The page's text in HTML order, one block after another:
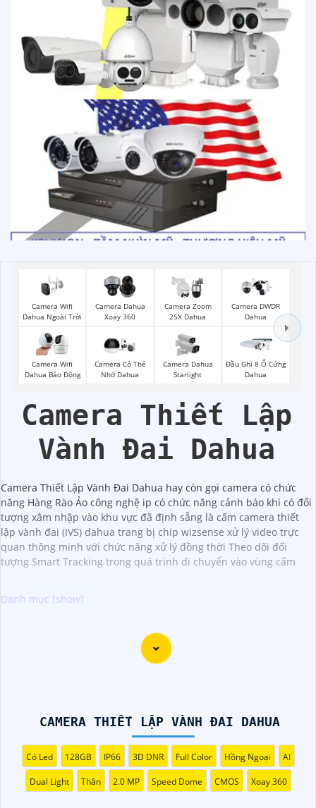
Camera Wifi
Dahua Ngoài Trời
Camera Dahua
Xoay 360
Camera Zoom
25X Dahua
Camera DWDR
Dahua
Camera Wifi
Dahua Báo Động
Camera Có Thẻ
Nhớ Dahua
Camera Dahua
Starlight
Đầu Ghi 8 Ổ Cứng
Dahua
Camera Thiết Lập
Vành Đai Dahua
Camera Thiết Lập Vành Đai Dahua hay còn gọi camera có chức
năng Hàng Rào Ảo công nghệ ip có chức năng cảnh báo khi có đối
tượng xâm nhập vào khu vực đã định sẵng là cấm camera thiết
lập vành đai (IVS) dahua trang bị chip wizsense xử lý video trực
quan thông minh với chức năng xử lý đồng thời Theo dõi đối
tượng Smart Tracking trong quá trình di chuyển vào vùng cấm
Camera Wifi Full HD 1080P là một lựa chọn tốt để quan sát
và giám sát nhiều không gian khác nhau trong gia đình,
từ xa thông qua ứng dụng trên điện thoại hoặc máy tính.
CAMERA THIẾT LẬP VÀNH ĐAI DAHUA
Có Led 128GB IP66 3D DNR Full Color Hồng Ngoại AI
Dual Light Thân 2.0 MP Speed Dome CMOS Xoay 360